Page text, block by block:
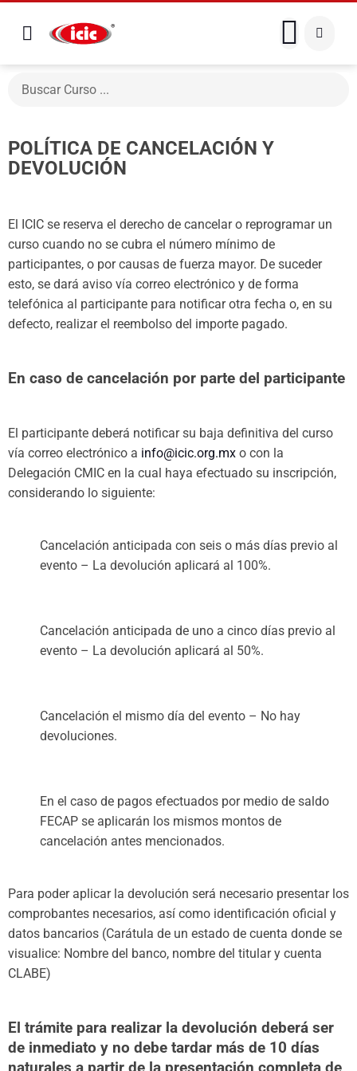
POLÍTICA DE CANCELACIÓN Y
DEVOLUCIÓN
El ICIC se reserva el derecho de cancelar o reprogramar un
curso cuando no se cubra el número mínimo de
participantes, o por causas de fuerza mayor. De suceder
esto, se dará aviso vía correo electrónico y de forma
telefónica al participante para notificar otra fecha o, en su
defecto, realizar el reembolso del importe pagado.
En caso de cancelación por parte del participante
El participante deberá notificar su baja definitiva del curso
vía correo electrónico a info@icic.org.mx o con la
Delegación CMIC en la cual haya efectuado su inscripción,
considerando lo siguiente:
Cancelación anticipada con seis o más días previo al
evento – La devolución aplicará al 100%.
Cancelación anticipada de uno a cinco días previo al
evento – La devolución aplicará al 50%.
Cancelación el mismo día del evento – No hay
devoluciones.
En el caso de pagos efectuados por medio de saldo
FECAP se aplicarán los mismos montos de
cancelación antes mencionados.
Para poder aplicar la devolución será necesario presentar los
comprobantes necesarios, así como identificación oficial y
datos bancarios (Carátula de un estado de cuenta donde se
visualice: Nombre del banco, nombre del titular y cuenta
CLABE)
El trámite para realizar la devolución deberá ser
de inmediato y no debe tardar más de 10 días